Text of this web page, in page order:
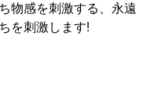
物感を刺激する、永遠
を刺激します!